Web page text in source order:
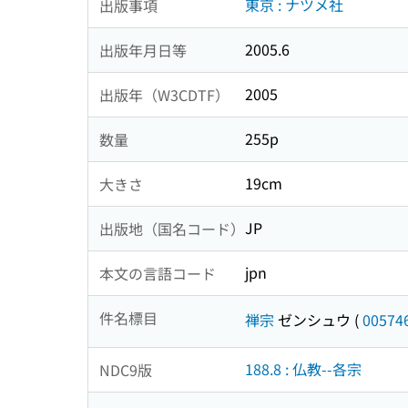
出版事項 東京 : ナツメ社
出版年月日等 2005.6
出版年（W3CDTF） 2005
数量 255p
大きさ 19cm
出版地（国名コード） JP
本文の言語コード jpn
件名標目 禅宗ゼンシュウ (
NDC9版 188.8 : 仏教--各宗